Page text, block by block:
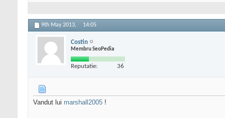
9th May 2013, 14:05
Costin
Membru SeoPedia
Reputatie: 36
Vandut lui marshall2005 !